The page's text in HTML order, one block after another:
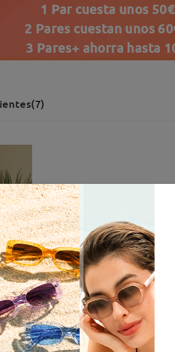
1 Par cuesta unos
2 Pares cuestan unos
3 Pares+ ahorra hasta
de la montura: 137 mm Largo)